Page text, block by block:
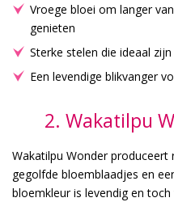
Vroege bloei om langer
genieten
Sterke stelen die ideaal
Een levendige blikvanger
2. Wakatilpu
Wakatilpu Wonder
gegolfde bloemblaadjes en
bloemkleur is levendig en